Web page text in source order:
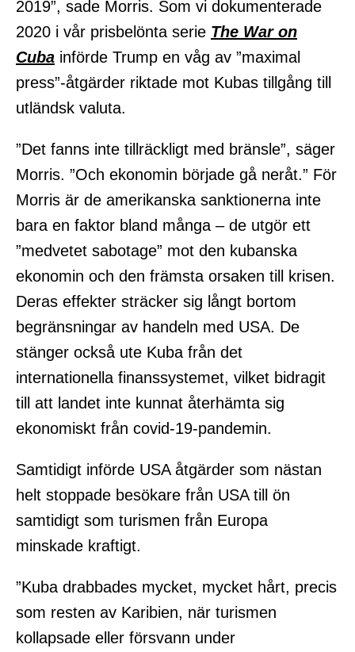
2019”, sade Morris. Som vi dokumenterade
2020 i vår prisbelönta serie The War on
Cuba införde Trump en våg av ”maximal
press”-åtgärder riktade mot Kubas tillgång till
utländsk valuta.
”Det fanns inte tillräckligt med bränsle”, säger
Morris. ”Och ekonomin började gå neråt.” För
Morris är de amerikanska sanktionerna inte
bara en faktor bland många – de utgör ett
”medvetet sabotage” mot den kubanska
ekonomin och den främsta orsaken till krisen.
Deras effekter sträcker sig långt bortom
begränsningar av handeln med USA. De
stänger också ute Kuba från det
internationella finanssystemet, vilket bidragit
till att landet inte kunnat återhämta sig
ekonomiskt från covid-19-pandemin.
Samtidigt införde USA åtgärder som nästan
helt stoppade besökare från USA till ön
samtidigt som turismen från Europa
minskade kraftigt.
”Kuba drabbades mycket, mycket hårt, precis
som resten av Karibien, när turismen
kollapsade eller försvann under